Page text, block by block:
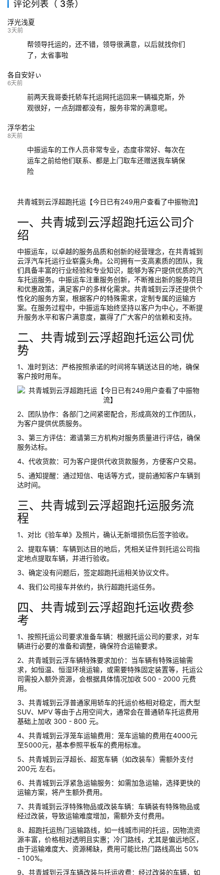
139****9233
评论列表（ 3条）
浮光浅夏
3天前
帮领导托运的，还不错，领导很满意，以后就找你们
了，太省事啦
各自安好ぃ
6天前
前两天我哥委托轿车托运网托运回来一辆福克斯，外
观很好，一点刮蹭都没有，服务非常的满意呢。
浮华若尘
8天前
中振运车的工作人员非常专业，态度非常好、每次在
运车之前给他们联系、都是上门取车还赠送我车辆保
险
共青城到云浮超跑托运【今日已有249用户查看了中振物流】
一、共青城到云浮超跑托运公司介
绍
中振运车，以卓越的服务品质和创新的经营理念，在共青城到
云浮汽车托运行业崭露头角。公司拥有一支高素质的团队，我
们具备丰富的行业经验和专业知识，能够为客户提供优质的汽
车托运服务。中振运车注重服务创新，不断推出新的服务项目
和优惠政策，满足客户的多样化需求。共青城到云浮还提供个
性化的服务方案，根据客户的特殊需求，定制专属的运输方
案。在服务过程中，中振运车始终坚持以客户为中心，不断提
升服务水平和客户满意度，赢得了广大客户的信赖和支持。
二、共青城到云浮超跑托运公司优
势
1、准时到达：严格按照承诺的时间将车辆送达目的地，确保
客户按时用车。
2、团队协作：各部门之间紧密配合，形成高效的工作团队，
为客户提供优质服务。
3、第三方评估：邀请第三方机构对服务质量进行评估，确保
服务达标。
4、代收货款：可为客户提供代收货款服务，方便客户交易。
5、通知提醒：通过短信、电话等方式，提前通知客户车辆到
达时间。
三、共青城到云浮超跑托运服务流
程
1、对比《验车单》及照片，确认无新增损伤后签字验收。
2、提取车辆：车辆到达目的地后，凭相关证件到托运公司指
定地点提取车辆，并进行验收。
3、确定没有问题后，签定超跑托运相关协议文件。
4、我们公司接车并依约，执行超跑托运任务。
四、共青城到云浮超跑托运收费参
考
1、按照托运公司要求准备车辆：根据托运公司的要求，对车
辆进行必要的准备和调整，确保符合运输要求。
2、共青城到云浮车辆特殊要求加价：当车辆有特殊运输需
求，如恒温、恒湿环境运输，或需要特殊固定装置等，托运公
司需投入额外资源，会根据具体情况加收 500 - 2000 元费
用。
3、共青城到云浮普通家用轿车的托运价格相对稳定，而大型
SUV、MPV 等由于占用空间大，通常会在普通轿车托运费用
基础上加收 300 - 800 元。
4、共青城到云浮笼车运输费用：笼车运输的费用在4000元
至5000元，基本参照平板车的费用标准。
5、共青城到云浮超长、超宽车辆（如改装车）需额外支付
200元 左右。
6、共青城到云浮紧急运输服务：如需加急运输，选择更快的
运输方案，将产生额外费用。
7、共青城到云浮特殊物品或改装车辆：车辆装有特殊物品或
经过改装，导致运输难度增加，需额外支付费用。
8、超跑托运热门运输路线，如一线城市间的托运，因物流资
源丰富，价格相对透明且实惠；冷门路线，尤其是偏远地区，
由于运输难度大、资源稀缺，费用可能比热门路线高出 50%
- 100%。
9、共青城到云浮车辆改装与托运收费：经过改装的车辆，如